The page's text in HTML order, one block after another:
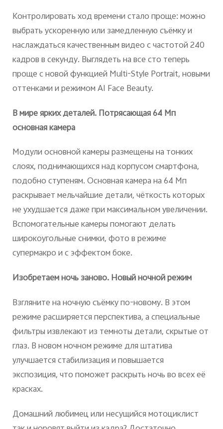
Контролировать ход времени стало проще: можно
выбрать ускоренную или замедленную съёмку и
наслаждаться качественным видео с частотой 240
кадров в секунду. Выглядеть на все сто теперь
проще с новой функцией Multi-Style Portrait, новыми
оттенками и режимом AI Face Beauty.
В мире ярких деталей. Потрясающая 64 Мп
основная камера
Модули основной камеры размещены на тонких
слоях, поднимающихся над корпусом смартфона,
подобно ступеням. Основная камера на 64 Мп
раскрывает мельчайшие детали, чёткость которых
не ухудшается даже при максимальном увеличении.
Вспомогательные камеры помогают делать
широкоугольные снимки, фото в режиме
супермакро и с эффектом боке.
Изобретаем ночь заново. Новый ночной режим
Взгляните на ночную съёмку по-новому. В этом
режиме расширяется перспектива, а специальные
фильтры извлекают из темноты детали, скрытые от
глаз. В новом ночном режиме для штатива
улучшается стабилизация и повышается
экспозиция, что поможет раскрыть ночь во всех её
красках.
Домашний любимец или несущийся мотоциклист